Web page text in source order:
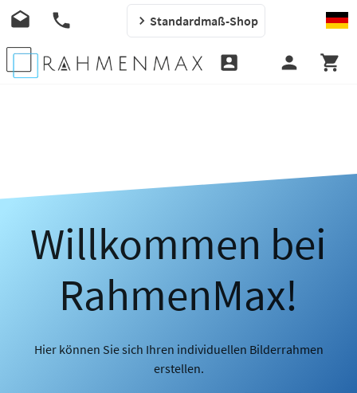
Standardmaß-Shop
Willkommen bei
RahmenMax!
Hier können Sie sich Ihren individuellen Bilderrahmen
erstellen.